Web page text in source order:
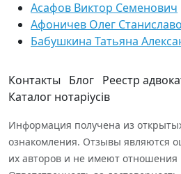
Асафов Виктор Семенович
Афоничев Олег
Бабушкина Татьяна
Контакты Блог Реестр
Каталог нотаріусів
Информация получена из
ознакомления. Отзывы являются
их авторов и не имеют отношения